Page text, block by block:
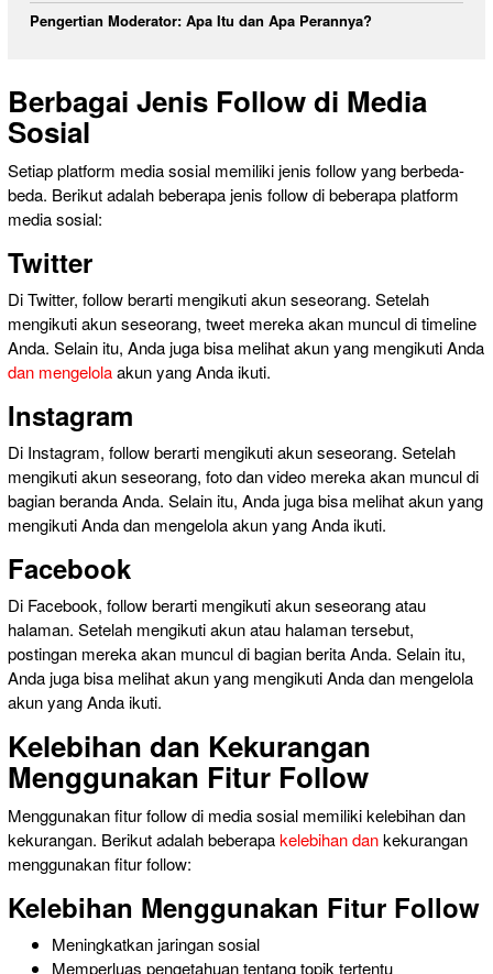
Pengertian Moderator: Apa Itu dan Apa Perannya?
Berbagai Jenis Follow di Media
Sosial
Setiap platform media sosial memiliki jenis follow yang berbeda-
beda. Berikut adalah beberapa jenis follow di beberapa platform
media sosial:
Twitter
Di Twitter, follow berarti mengikuti akun seseorang. Setelah
mengikuti akun seseorang, tweet mereka akan muncul di timeline
Anda. Selain itu, Anda juga bisa melihat akun yang mengikuti Anda
dan mengelolaakun yang Anda ikuti.
Instagram
Di Instagram, follow berarti mengikuti akun seseorang. Setelah
mengikuti akun seseorang, foto dan video mereka akan muncul di
bagian beranda Anda. Selain itu, Anda juga bisa melihat akun yang
mengikuti Anda dan mengelola akun yang Anda ikuti.
Facebook
Di Facebook, follow berarti mengikuti akun seseorang atau
halaman. Setelah mengikuti akun atau halaman tersebut,
postingan mereka akan muncul di bagian berita Anda. Selain itu,
Anda juga bisa melihat akun yang mengikuti Anda dan mengelola
akun yang Anda ikuti.
Kelebihan dan Kekurangan
Menggunakan Fitur Follow
Menggunakan fitur follow di media sosial memiliki kelebihan dan
kekurangan. Berikut adalah beberapakelebihan dankekurangan
menggunakan fitur follow:
Kelebihan Menggunakan Fitur Follow
Meningkatkan jaringan sosial
Memperluas pengetahuan tentangtopik tertentu